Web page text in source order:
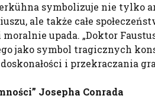
symbolizuje nie tylko
ale także całe
upada. „Doktor
jako symbol tragicznych
i przekraczania
Josepha Conrada